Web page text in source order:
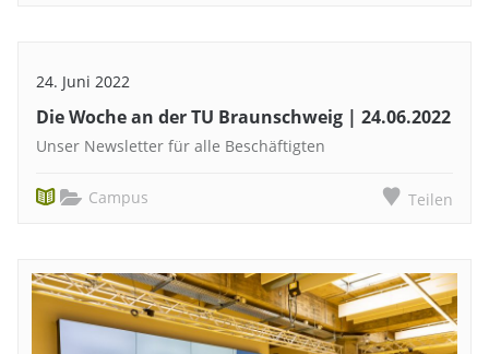
24. Juni 2022
Die Woche an der TU Braunschweig | 24.06.2022
Unser Newsletter für alle Beschäftigten
Campus Teilen